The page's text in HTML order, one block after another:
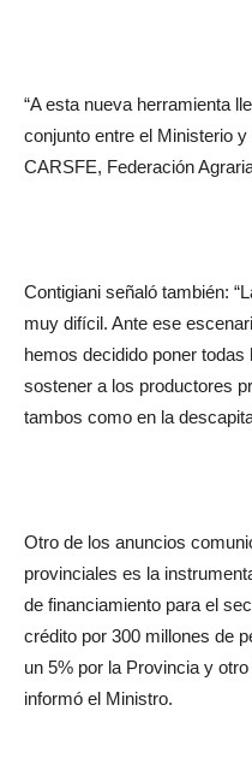
conjunto entre el Ministerio y
CARSFE, Federación
muy difícil. Ante ese
hemos decidido poner
sostener a los productores
tambos como en la
provinciales es la
de financiamiento para el
crédito por 300 millones de
un 5% por la Provincia y
informó el Ministro.